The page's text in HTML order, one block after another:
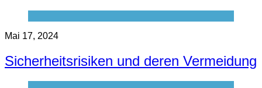
Mai 17, 2024
Sicherheitsrisiken und deren Vermeidung